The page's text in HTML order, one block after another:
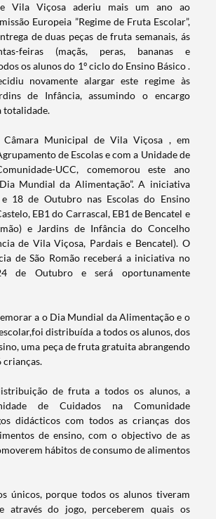
Vila Viçosa aderiu mais um ano ao
Europeia ”Regime de Fruta Escolar”,
de duas peças de fruta semanais, ás
feiras (maçãs, peras, bananas e
os alunos do 1º ciclo do Ensino Básico .
novamente alargar este regime às
de Infância, assumindo o encargo
totalidade.
Câmara Municipal de Vila Viçosa , em
de Escolas e com a Unidade de
UCC, comemorou este ano
Mundial da Alimentação”. A iniciativa
18 de Outubro nas Escolas do Ensino
EB1 do Carrascal, EB1 de Bencatel e
e Jardins de Infância do Concelho
de Vila Viçosa, Pardais e Bencatel). O
de São Romão receberá a iniciativa no
de Outubro e será oportunamente
a o Dia Mundial da Alimentação e o
distribuída a todos os alunos, dos
uma peça de fruta gratuita abrangendo
crianças.
de fruta a todos os alunos, a
de Cuidados na Comunidade
didácticos com todos as crianças dos
de ensino, com o objectivo de as
hábitos de consumo de alimentos
únicos, porque todos os alunos tiveram
através do jogo, perceberem quais os